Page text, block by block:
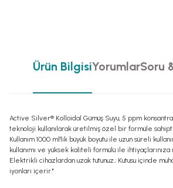
Ürün BilgisiYorumlarSoru
Active Silver® Kolloidal Gümüş Suyu, 5 ppm
teknoloji kullanılarak üretilmiş özel bir formüle
Kullanım 1000 ml'lik büyük boyutu ile uzun süreli
kullanımı ve yüksek kaliteli formülü ile
Elektrikli cihazlardan uzak tutunuz.; Kutusu içinde
iyonları içerir."